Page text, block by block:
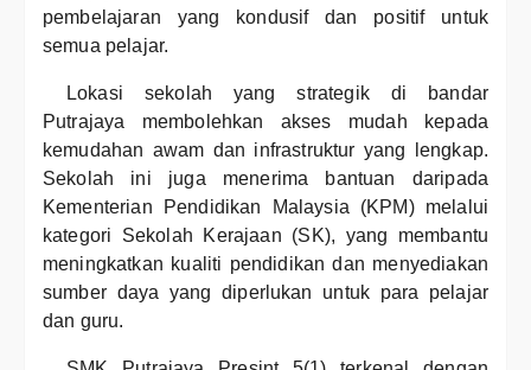
pembelajaran yang kondusif dan positif untuk
semua pelajar.
Lokasi sekolah yang strategik di bandar
Putrajaya membolehkan akses mudah kepada
kemudahan awam dan infrastruktur yang lengkap.
Sekolah ini juga menerima bantuan daripada
Kementerian Pendidikan Malaysia (KPM) melalui
kategori Sekolah Kerajaan (SK), yang membantu
meningkatkan kualiti pendidikan dan menyediakan
sumber daya yang diperlukan untuk para pelajar
dan guru.